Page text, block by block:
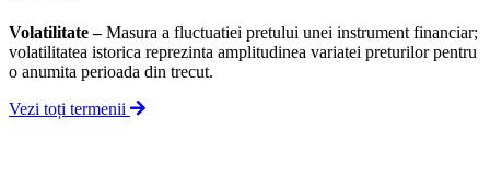
Volatilitate–Masura a fluctuatiei pretului unei instrument financiar;
volatilitatea istorica reprezinta amplitudinea variatei preturilor pentru
o anumita perioada din trecut.
Vezi toți termenii